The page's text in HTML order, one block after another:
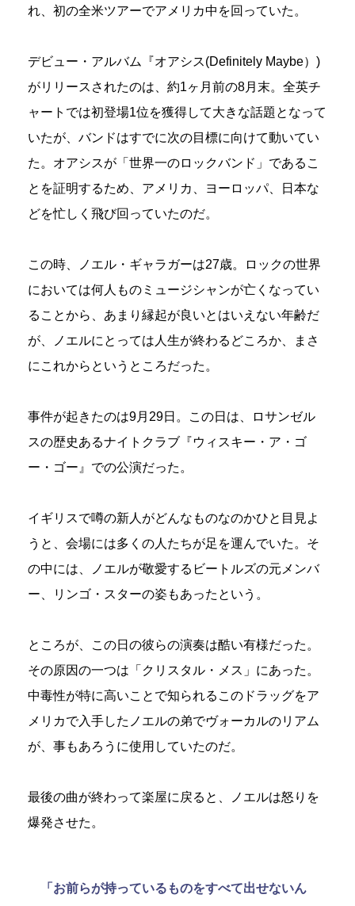
れ、初の全米ツアーでアメリカ中を回っていた。
デビュー・アルバム『オアシス(Definitely Maybe）)
がリリースされたのは、約1ヶ月前の8月末。全英チ
ャートでは初登場1位を獲得して大きな話題となって
いたが、バンドはすでに次の目標に向けて動いてい
た。オアシスが「世界一のロックバンド」であるこ
とを証明するため、アメリカ、ヨーロッパ、日本な
どを忙しく飛び回っていたのだ。
この時、ノエル・ギャラガーは27歳。ロックの世界
においては何人ものミュージシャンが亡くなってい
ることから、あまり縁起が良いとはいえない年齢だ
が、ノエルにとっては人生が終わるどころか、まさ
にこれからというところだった。
事件が起きたのは9月29日。この日は、ロサンゼル
スの歴史あるナイトクラブ『ウィスキー・ア・ゴ
ー・ゴー』での公演だった。
イギリスで噂の新人がどんなものなのかひと目見よ
うと、会場には多くの人たちが足を運んでいた。そ
の中には、ノエルが敬愛するビートルズの元メンバ
ー、リンゴ・スターの姿もあったという。
ところが、この日の彼らの演奏は酷い有様だった。
その原因の一つは「クリスタル・メス」にあった。
中毒性が特に高いことで知られるこのドラッグをア
メリカで入手したノエルの弟でヴォーカルのリアム
が、事もあろうに使用していたのだ。
最後の曲が終わって楽屋に戻ると、ノエルは怒りを
爆発させた。
「お前らが持っているものをすべて出せないん